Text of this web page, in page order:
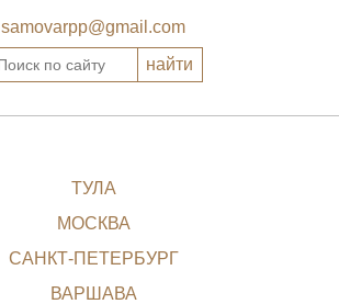
samovarpp@gmail.com
ТУЛА
МОСКВА
САНКТ-ПЕТЕРБУРГ
ВАРШАВА